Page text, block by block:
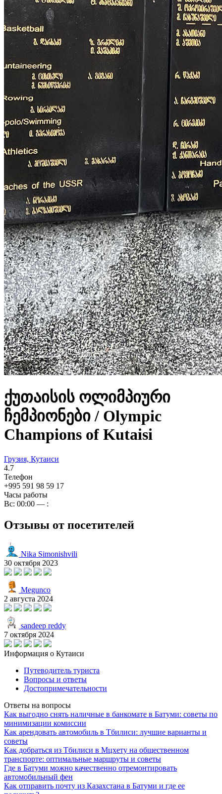
ქუთაისის ოლიმპიური
ჩემპიონები / Olympic
Champions of Kutaisi
Грузия, Кутаиси
4.7
Телефон
+995 591 98 59 17
Часы работы
Вс: 00:00 — :
Отзывы от посетителей
Nika Simonishvili
30 октября 2023
Megunco
2 августа 2024
sandeep reddy
7 октября 2024
Информация о Кутаиси
Путеводитель туриста
Вопросы и ответы
Достопримечательности
Ответы на вопросы
Как выгодно снять наличные в банкомате в Батуми: советы по
минимизации комиссии
Как арендовать автомобиль в Тбилиси: лучшие варианты и
советы
Как добраться из Тбилиси в Мцхету на общественном
транспорте: оптимальные маршруты и советы
Где в Батуми можно качественно отремонтировать
автомобильный фен
Как отправить почту из Казахстана в Батуми и где ее